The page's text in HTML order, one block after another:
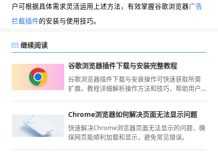
户可根据具体需求灵活运用上述方法，有效掌握谷歌浏览器广告
拦截插件的安装与使用技巧。
继续阅读
谷歌浏览器插件下载与安装完整教程
谷歌浏览器插件下载与安装操作可快速获取所需
扩展。教程详细解析操作方法和技巧，帮助用户
Chrome浏览器如何解决页面无法显示问题
快速解决Chrome浏览器页面无法显示的问题，确
保网页能顺利加载和显示，避免常见错误。